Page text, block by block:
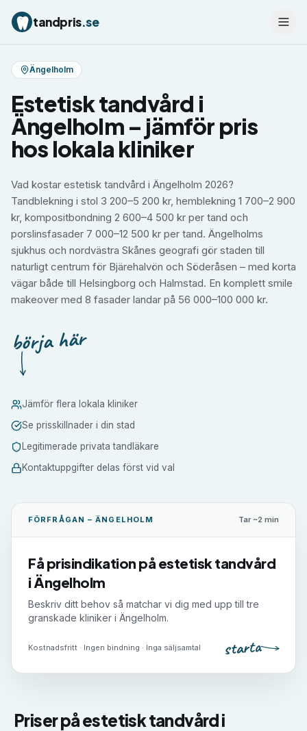
tandpris.se
Ängelholm
Estetisk tandvård i
Ängelholm– jämför pris
hos lokala kliniker
Vad kostar estetisk tandvård i Ängelholm 2026?
Tandblekning i stol 3 200–5 200 kr, hemblekning 1 700–2 900
kr, kompositbondning 2 600–4 500 kr per tand och
porslinsfasader 7 000–12 500 kr per tand. Ängelholms
sjukhus och nordvästra Skånes geografi gör staden till
naturligt centrum för Bjärehalvön och Söderåsen – med korta
vägar både till Helsingborg och Halmstad. En komplett smile
makeover med 8 fasader landar på 56 000–100 000 kr.
börja här
Jämför flera lokala kliniker
Se prisskillnader i din stad
Legitimerade privata tandläkare
Kontaktuppgifter delas först vid val
FÖRFRÅGAN –ÄNGELHOLM Tar ~2 min
Få prisindikation på estetisk tandvård
i Ängelholm
Beskriv ditt behov så matchar vi dig med upp till tre
granskade kliniker i Ängelholm.
Kostnadsfritt · Ingen bindning · Inga säljsamtal starta
Priser påestetisk tandvårdi